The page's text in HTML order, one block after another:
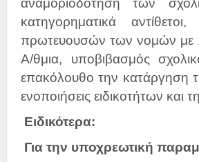
αναμοριοδότηση των
κατηγορηματικά
πρωτευουσών των νομών με 1
Α/θμια, υποβιβασμός
επακόλουθο την κατάργηση
ενοποιήσεις ειδικοτήτων
Ειδικότερα:
Για την υποχρεωτική